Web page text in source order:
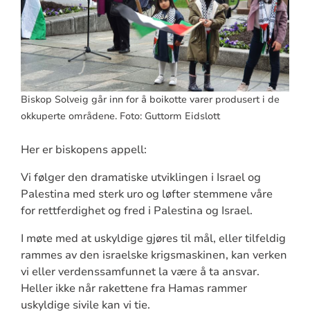
Biskop Solveig går inn for å boikotte varer produsert i de
okkuperte områdene. Foto: Guttorm Eidslott
Her er biskopens appell:
Vi følger den dramatiske utviklingen i Israel og
Palestina med sterk uro og løfter stemmene våre
for rettferdighet og fred i Palestina og Israel.
I møte med at uskyldige gjøres til mål, eller tilfeldig
rammes av den israelske krigsmaskinen, kan verken
vi eller verdenssamfunnet la være å ta ansvar.
Heller ikke når rakettene fra Hamas rammer
uskyldige sivile kan vi tie.